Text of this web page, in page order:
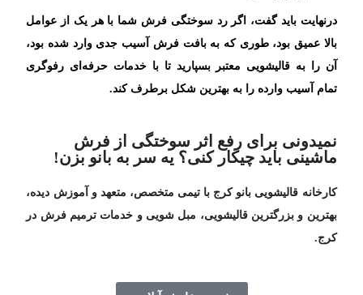
درنهایت باید گفت، اگر رد سوختگی فرش شما با هر یک از عوامل
بالا عمیق بود، طوری که به بافت فرش آسیب جدی وارد شده بود،
آن را به قالیشویی معتبر بسپارید تا با خدمات حرفه‌ای رفوگری
تمام آسیب وارده را به بهترین شکل برطرف کند.
نمیدونی برای رفع اثر سوختگی از فرش
ماشینی باید چیکار کنی؟ یه سر به بانو بزن!
کارخانه قالیشویی بانو کرج با تیمی متخصص، متعهد و آموزش دیده،
بهترین و بزرگترین قالیشویی، مبل شویی و خدمات ترمیم فرش در
کرج.